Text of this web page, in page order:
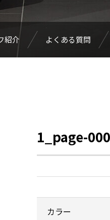
紹介 よくある質問
1_page-
カラー